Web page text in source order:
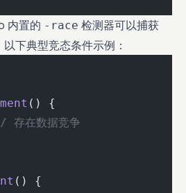
内置的 -race 检测器可以捕获
下典型竞态条件示例：
() {
存在数据竞争
() {